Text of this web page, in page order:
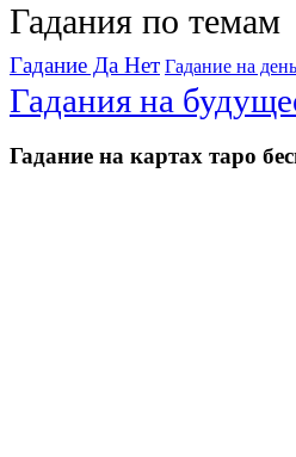
Гадания по темам
Гадание Да Нет Гадание на
Гадания на
Гадание на картах таро